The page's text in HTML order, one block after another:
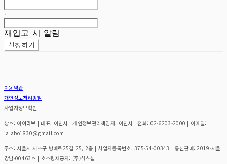
-
재입고 시 알림
신청하기
이용약관
개인정보처리방침
사업자정보확인
상호: 이아라보 | 대표: 이인서 | 개인정보관리책임자: 이인서 | 전화: 02-6203-2000 | 이메일:
ialabo1830@gmail.com
주소: 서울시 서초구 방배로25길 25, 2층 | 사업자등록번호:375-54-00343 | 통신판매:2019-서울
강남-00463호 | 호스팅제공자: (주)식스샵